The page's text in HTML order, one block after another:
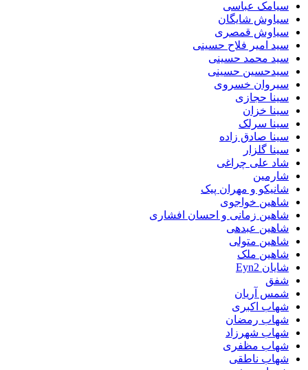
سیامک عباسی
سیاوش شایگان
سیاوش قمصری
سید امیر فلاح حسینی
سید محمد حسینی
سیدحسین حسینی
سیروان خسروی
سینا حجازی
سینا خزان
سینا سرلک
سینا صادق زاده
سینا گلزار
شاد علی چراغی
شارمین
شانیکو و مهران پیک
شاهین خواجوی
شاهین زمانی و احسان افشاری
شاهین عبدهی
شاهین متولی
شاهین ملک
شایان Eyn2
شفق
شمس آریان
شهاب اکبری
شهاب رمضان
شهاب شهرزاد
شهاب مظفری
شهاب ناطقی